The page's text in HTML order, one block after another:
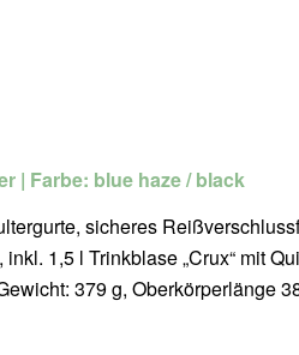
| Farbe: blue haze / black
sicheres
1,5 l Trinkblase „Crux“ mit
379 g, Oberkörperlänge